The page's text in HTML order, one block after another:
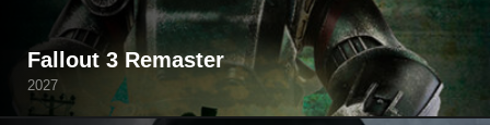
Fallout 3 Remaster
2027